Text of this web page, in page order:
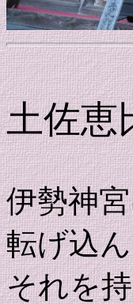
土佐恵
伊勢神
転げ込
それを